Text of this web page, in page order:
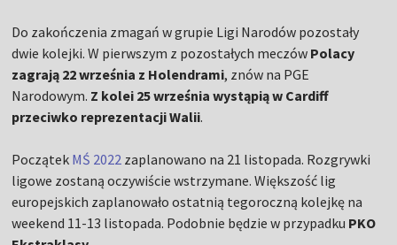
Do zakończenia zmagań w grupie Ligi Narodów pozostały
dwie kolejki. W pierwszym z pozostałych meczów Polacy
zagrają 22 września z Holendrami, znów na PGE
Narodowym. Z kolei 25 września wystąpią w Cardiff
przeciwko reprezentacji Walii.
Początek MŚ 2022 zaplanowano na 21 listopada. Rozgrywki
ligowe zostaną oczywiście wstrzymane. Większość lig
europejskich zaplanowało ostatnią tegoroczną kolejkę na
weekend 11-13 listopada. Podobnie będzie w przypadku PKO